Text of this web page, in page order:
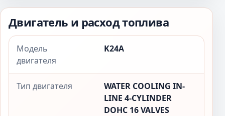
Двигатель и расход топлива
Модель
двигателя
K24A
Тип двигателя
WATER COOLING IN-
LINE 4-CYLINDER
DOHC 16 VALVES